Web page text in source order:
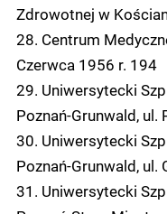
Zdrowotnej w
28. Centrum
Czerwca 1956 r. 194
29. Uniwersytecki
Poznań-Grunwald,
30. Uniwersytecki
Poznań-Grunwald,
31. Uniwersytecki